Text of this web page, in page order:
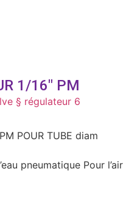
1/16″ PM
§ régulateur 6
POUR TUBE diam
pneumatique Pour l’air